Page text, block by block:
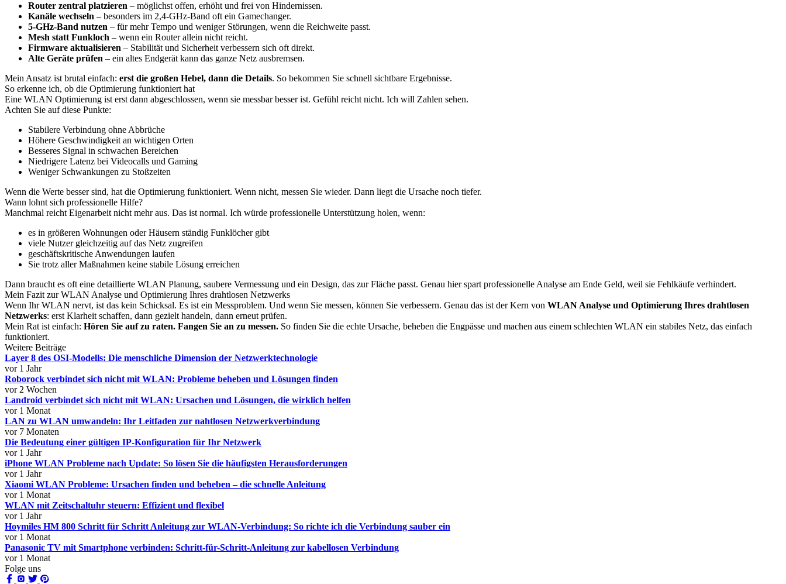
Router zentral platzieren – möglichst offen, erhöht und frei von Hindernissen.
Kanäle wechseln – besonders im 2,4-GHz-Band oft ein Gamechanger.
5-GHz-Band nutzen – für mehr Tempo und weniger Störungen, wenn die Reichweite passt.
Mesh statt Funkloch – wenn ein Router allein nicht reicht.
Firmware aktualisieren – Stabilität und Sicherheit verbessern sich oft direkt.
Alte Geräte prüfen – ein altes Endgerät kann das ganze Netz ausbremsen.
Mein Ansatz ist brutal einfach: erst die großen Hebel, dann die Details. So bekommen Sie schnell sichtbare Ergebnisse.
So erkenne ich, ob die Optimierung funktioniert hat
Eine WLAN Optimierung ist erst dann abgeschlossen, wenn sie messbar besser ist. Gefühl reicht nicht. Ich will Zahlen sehen.
Achten Sie auf diese Punkte:
Stabilere Verbindung ohne Abbrüche
Höhere Geschwindigkeit an wichtigen Orten
Besseres Signal in schwachen Bereichen
Niedrigere Latenz bei Videocalls und Gaming
Weniger Schwankungen zu Stoßzeiten
Wenn die Werte besser sind, hat die Optimierung funktioniert. Wenn nicht, messen Sie wieder. Dann liegt die Ursache noch tiefer.
Wann lohnt sich professionelle Hilfe?
Manchmal reicht Eigenarbeit nicht mehr aus. Das ist normal. Ich würde professionelle Unterstützung holen, wenn:
es in größeren Wohnungen oder Häusern ständig Funklöcher gibt
viele Nutzer gleichzeitig auf das Netz zugreifen
geschäftskritische Anwendungen laufen
Sie trotz aller Maßnahmen keine stabile Lösung erreichen
Dann braucht es oft eine detaillierte WLAN Planung, saubere Vermessung und ein Design, das zur Fläche passt. Genau hier spart professionelle Analyse am Ende Geld, weil sie Fehlkäufe verhindert.
Mein Fazit zur WLAN Analyse und Optimierung Ihres drahtlosen Netzwerks
Wenn Ihr WLAN nervt, ist das kein Schicksal. Es ist ein Messproblem. Und wenn Sie messen, können Sie verbessern. Genau das ist der Kern von WLAN Analyse und Optimierung Ihres drahtlosen
Netzwerks: erst Klarheit schaffen, dann gezielt handeln, dann erneut prüfen.
Mein Rat ist einfach: Hören Sie auf zu raten. Fangen Sie an zu messen. So finden Sie die echte Ursache, beheben die Engpässe und machen aus einem schlechten WLAN ein stabiles Netz, das einfach
funktioniert.
Weitere Beiträge
Layer 8 des OSI-Modells: Die menschliche Dimension der Netzwerktechnologie
vor 1 Jahr
Roborock verbindet sich nicht mit WLAN: Probleme beheben und Lösungen finden
vor 2 Wochen
Landroid verbindet sich nicht mit WLAN: Ursachen und Lösungen, die wirklich helfen
vor 1 Monat
LAN zu WLAN umwandeln: Ihr Leitfaden zur nahtlosen Netzwerkverbindung
vor 7 Monaten
Die Bedeutung einer gültigen IP-Konfiguration für Ihr Netzwerk
vor 1 Jahr
iPhone WLAN Probleme nach Update: So lösen Sie die häufigsten Herausforderungen
vor 1 Jahr
Xiaomi WLAN Probleme: Ursachen finden und beheben – die schnelle Anleitung
vor 1 Monat
WLAN mit Zeitschaltuhr steuern: Effizient und flexibel
vor 1 Jahr
Hoymiles HM 800 Schritt für Schritt Anleitung zur WLAN-Verbindung: So richte ich die Verbindung sauber ein
vor 1 Monat
Panasonic TV mit Smartphone verbinden: Schritt-für-Schritt-Anleitung zur kabellosen Verbindung
vor 1 Monat
Folge uns